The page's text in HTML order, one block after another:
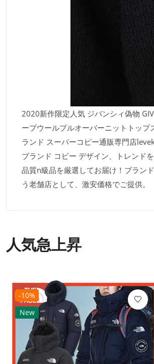
2020新作限定人気 ジバンシィ偽物
ープウールプルオーバーニットトップ
ランド スーパーコピー通販専門店
ブランド コピー デザイン、トレンド
品質n級品を厳選してお届け！ブラン
う老舗店として、激安価格でご提供。
人気急上昇
-10%
New